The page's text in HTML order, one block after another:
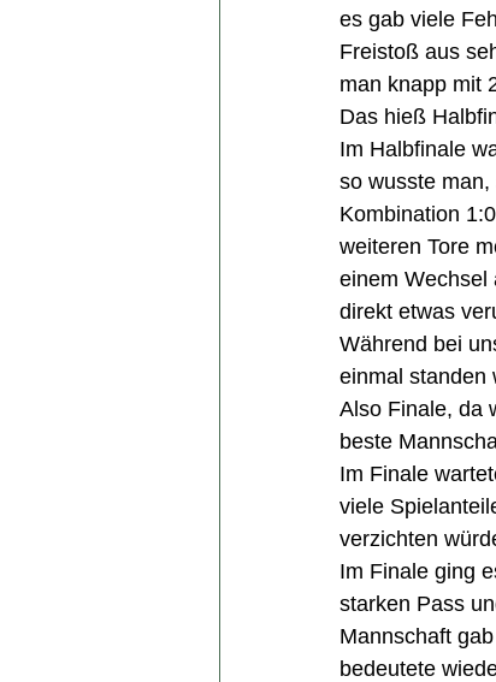
es gab viele
Freistoß aus
man knapp mit
Das hieß
Im Halbfinale
so wusste
Kombination
weiteren Tore
einem Wechsel
direkt etwas
Während bei
einmal standen
Also Finale, da
beste
Im Finale
viele
verzichten
Im Finale ging
starken Pass
Mannschaft
bedeutete